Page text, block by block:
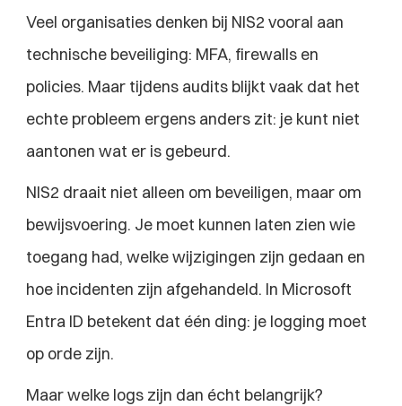
Veel organisaties denken bij NIS2 vooral aan
technische beveiliging: MFA, firewalls en
policies. Maar tijdens audits blijkt vaak dat het
echte probleem ergens anders zit: je kunt niet
aantonen wat er is gebeurd.
NIS2 draait niet alleen om beveiligen, maar om
bewijsvoering. Je moet kunnen laten zien wie
toegang had, welke wijzigingen zijn gedaan en
hoe incidenten zijn afgehandeld. In Microsoft
Entra ID betekent dat één ding: je logging moet
op orde zijn.
Maar welke logs zijn dan écht belangrijk?